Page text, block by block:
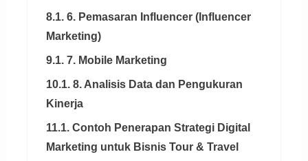
8.1. 6. Pemasaran Influencer (Influencer
Marketing)
9.1. 7. Mobile Marketing
10.1. 8. Analisis Data dan Pengukuran
Kinerja
11.1. Contoh Penerapan Strategi Digital
Marketing untuk Bisnis Tour & Travel